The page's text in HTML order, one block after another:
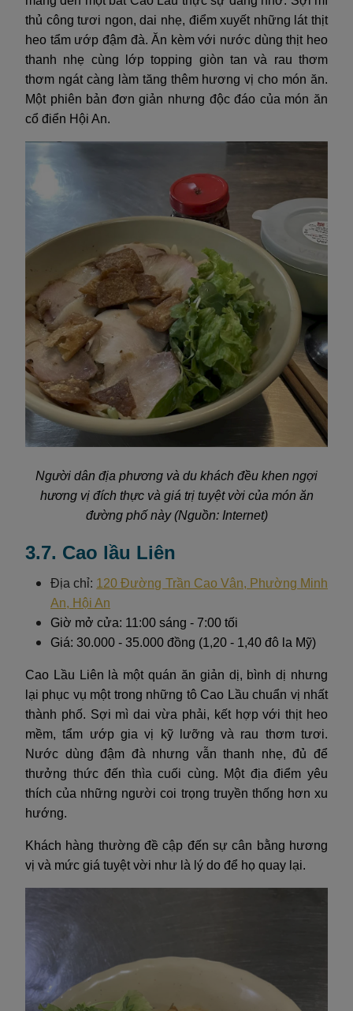
thủ công tươi ngon, dai nhẹ, điểm xuyết những lát thịt
heo tẩm ướp đậm đà. Ăn kèm với nước dùng thịt heo
thanh nhẹ cùng lớp topping giòn tan và rau thơm
thơm ngát càng làm tăng thêm hương vị cho món ăn.
Một phiên bản đơn giản nhưng độc đáo của món ăn
cổ điển Hội An.
Người dân địa phương và du khách đều khen ngợi
hương vị đích thực và giá trị tuyệt vời của món ăn
đường phố này (Nguồn: Internet)
3.7. Cao lầu Liên
Địa chỉ: 120 Đường Trần Cao Vân, Phường Minh
An, Hội An
Giờ mở cửa: 11:00 sáng - 7:00 tối
Giá: 30.000 - 35.000 đồng (1,20 - 1,40 đô la Mỹ)
Cao Lầu Liên là một quán ăn giản dị, bình dị nhưng
lại phục vụ một trong những tô Cao Lầu chuẩn vị nhất
thành phố. Sợi mì dai vừa phải, kết hợp với thịt heo
mềm, tẩm ướp gia vị kỹ lưỡng và rau thơm tươi.
Nước dùng đậm đà nhưng vẫn thanh nhẹ, đủ để
thưởng thức đến thìa cuối cùng. Một địa điểm yêu
thích của những người coi trọng truyền thống hơn xu
hướng.
Khách hàng thường đề cập đến sự cân bằng hương
vị và mức giá tuyệt vời như là lý do để họ quay lại.